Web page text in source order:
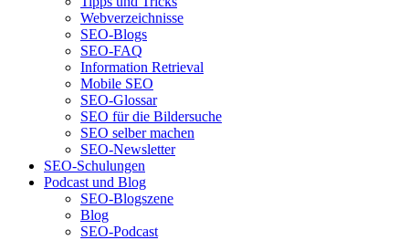
Webverzeichnisse
SEO-Blogs
SEO-FAQ
Information Retrieval
Mobile SEO
SEO-Glossar
SEO für die Bildersuche
SEO selber machen
SEO-Newsletter
SEO-Schulungen
Podcast und Blog
SEO-Blogszene
Blog
SEO-Podcast